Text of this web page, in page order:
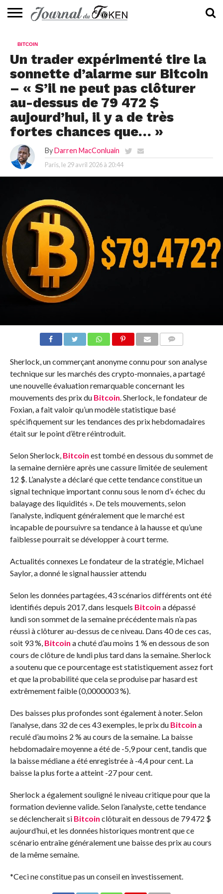
📰
EVALUATION
GUIDE
TENDANCES
À
CONTACTEZ-
BITCOIN
Un trader expérimenté tire la
sonnette d’alarme sur Bitcoin
– « S’il ne peut pas clôturer
au-dessus de 79 472 $
aujourd’hui, il y a de très
fortes chances que… »
By Darren MacConluain
Paris, le 29 avril 2026 à 20:44
Sherlock, un commerçant anonyme connu pour son analyse
technique sur les marchés des crypto-monnaies, a partagé
une nouvelle évaluation remarquable concernant les
mouvements des prix du Bitcoin. Sherlock, le fondateur de
Foxian, a fait valoir qu’un modèle statistique basé
spécifiquement sur les tendances des prix hebdomadaires
était sur le point d’être réintroduit.
Selon Sherlock, Bitcoin est tombé en dessous du sommet de
la semaine dernière après une cassure limitée de seulement
12 $. L’analyste a déclaré que cette tendance constitue un
signal technique important connu sous le nom d’« échec du
balayage des liquidités ». De tels mouvements, selon
l’analyste, indiquent généralement que le marché est
incapable de poursuivre sa tendance à la hausse et qu’une
faiblesse pourrait se développer à court terme.
Actualités connexes Le fondateur de la stratégie, Michael
Saylor, a donné le signal haussier attendu
Selon les données partagées, 43 scénarios différents ont été
identifiés depuis 2017, dans lesquels Bitcoin a dépassé
lundi son sommet de la semaine précédente mais n’a pas
réussi à clôturer au-dessus de ce niveau. Dans 40 de ces cas,
soit 93 %, Bitcoin a chuté d’au moins 1 % en dessous de son
cours de clôture de lundi plus tard dans la semaine. Sherlock
a soutenu que ce pourcentage est statistiquement assez fort
et que la probabilité que cela se produise par hasard est
extrêmement faible (0,0000003 %).
Des baisses plus profondes sont également à noter. Selon
l’analyse, dans 32 de ces 43 exemples, le prix du Bitcoin a
reculé d’au moins 2 % au cours de la semaine. La baisse
hebdomadaire moyenne a été de -5,9 pour cent, tandis que
la baisse médiane a été enregistrée à -4,4 pour cent. La
baisse la plus forte a atteint -27 pour cent.
Sherlock a également souligné le niveau critique pour que la
formation devienne valide. Selon l’analyste, cette tendance
se déclencherait si Bitcoin clôturait en dessous de 79 472 $
aujourd’hui, et les données historiques montrent que ce
scénario entraîne généralement une baisse des prix au cours
de la même semaine.
*Ceci ne constitue pas un conseil en investissement.